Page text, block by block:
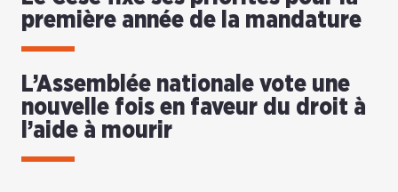
première année de la mandature
L’Assemblée nationale vote une
nouvelle fois en faveur du droit à
l’aide à mourir